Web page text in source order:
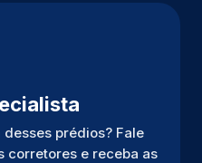
prédios? Fale
corretores e receba as